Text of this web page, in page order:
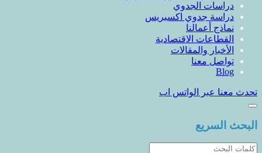
دراسات الجدوي
دراسة جدوي اكسبريس
نماذج أعمالنا
القطاعات الاقتصادية
الأخبار والمقالات
تواصل معنا
Blog
تحدث معنا عبر الواتس اب
البحث السريع